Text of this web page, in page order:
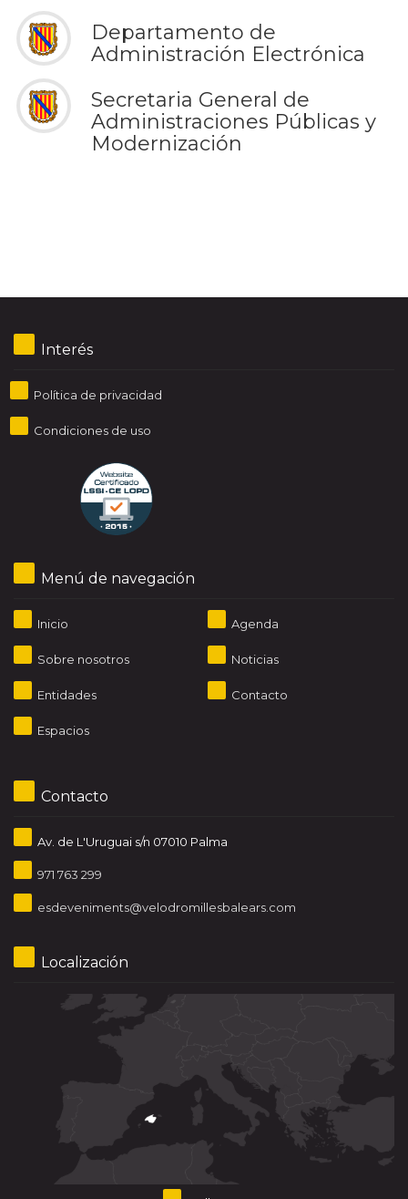
Departamento de
Administración Electrónica
Secretaria General de
Administraciones Públicas y
Modernización
Interés
Política de privacidad
Condiciones de uso
Menú de navegación
Inicio
Sobre nosotros
Entidades
Espacios
Agenda
Noticias
Contacto
Contacto
Av. de L'Uruguai s/n 07010 Palma
971 763 299
esdeveniments@velodromillesbalears.com
Localización